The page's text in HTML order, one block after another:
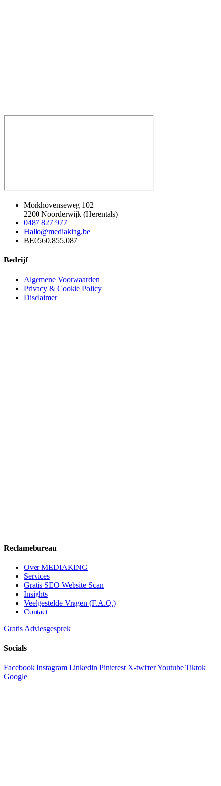
Morkhovenseweg 102
2200 Noorderwijk (Herentals)
0487 827 977
Hallo@mediaking.be
BE0560.855.087
Bedrijf
Algemene Voorwaarden
Privacy & Cookie Policy
Disclaimer
Reclamebureau
Over MEDIAKING
Services
Gratis SEO Website Scan
Insights
Veelgestelde Vragen (F.A.Q.)
Contact
Gratis Adviesgesprek
Socials
Facebook Instagram Linkedin Pinterest X-twitterYoutube Tiktok
Google